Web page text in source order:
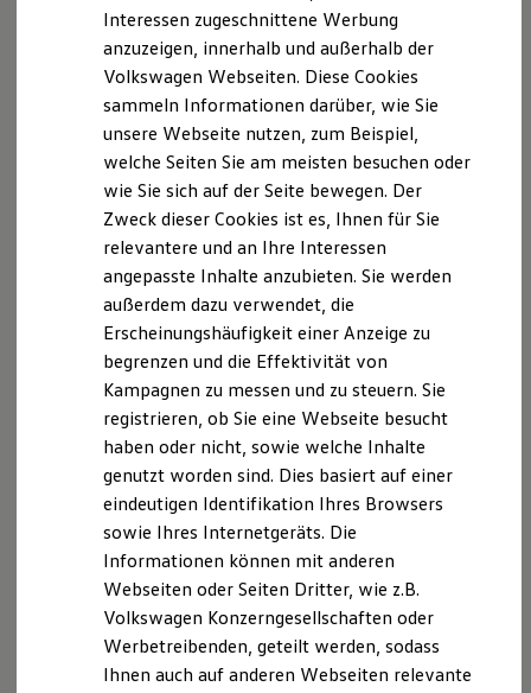
VW Connect für Ihren ID. Buzz
VW Connect für Ihren Transporter/Caravelle
VW Connect für Ihren Amarok
VW Connect für andere Modelle
Connect Pro
Fleet Interface Data
Multistop Pathfinder
Übersicht Software Updates
Digitales Bordbuch
Fahrerassistenz- und Sicherheitssysteme
Kontrollleuchten
Batterieverordnung
XTL-Dieselkraftstoff
Ersatzteile und Betriebsflüssigkeiten
Original Zubehör und Lifestyle Produkte
myVolkswagen
myVolkswagen Business
Elektrisch & Autonom
Elektro - & Hybridfahrzeuge
Unser Ansatz
Klimafreundlicher Strom
Reichweite & Ladelösungen
Reichweitensimulator
Ladezeitensimulator
Ladelösungen für Privatkunden
Ladelösungen für Gewerbekunden
Bidirektionales Laden
Förderung & Kosten der Elektrofahrzeuge
Fördermöglichkeiten für Privatkunden
Nutzungsbedingungen
Datenschutzerklärungen
Cookie-Richtlinie
Lizenzhinweise Dritter
Angaben zum Digital Service Act (DSA)
EU Data Act
Produktsicherheitsinformationen
Rückrufe
Händlersuche
Newsletter
VERTRAG WIDERRUFEN
Disclaimer von Volkswagen AG
Die in dieser Darstellung gezeigten Fahrzeuge und
Ausstattungen können in einzelnen Details vom aktuellen
deutschen Lieferprogramm abweichen. Abgebildet sind
teilweise Sonderausstattungen der Fahrzeuge gegen
Mehrpreis.
Bitte beachten Sie auch unseren Konfigurator für eine
Übersicht der aktuell verfügbaren Modelle und Ausstattungen.
Die angegebenen Verbrauchs- und Emissionswerte beziehen
Interessen zugeschnittene Werbung
anzuzeigen, innerhalb und außerhalb der
Volkswagen Webseiten. Diese Cookies
sammeln Informationen darüber, wie Sie
unsere Webseite nutzen, zum Beispiel,
welche Seiten Sie am meisten besuchen oder
wie Sie sich auf der Seite bewegen. Der
Zweck dieser Cookies ist es, Ihnen für Sie
relevantere und an Ihre Interessen
angepasste Inhalte anzubieten. Sie werden
außerdem dazu verwendet, die
Erscheinungshäufigkeit einer Anzeige zu
begrenzen und die Effektivität von
Kampagnen zu messen und zu steuern. Sie
registrieren, ob Sie eine Webseite besucht
haben oder nicht, sowie welche Inhalte
genutzt worden sind. Dies basiert auf einer
eindeutigen Identifikation Ihres Browsers
sowie Ihres Internetgeräts. Die
Informationen können mit anderen
Webseiten oder Seiten Dritter, wie z.B.
Volkswagen Konzerngesellschaften oder
Werbetreibenden, geteilt werden, sodass
Ihnen auch auf anderen Webseiten relevante